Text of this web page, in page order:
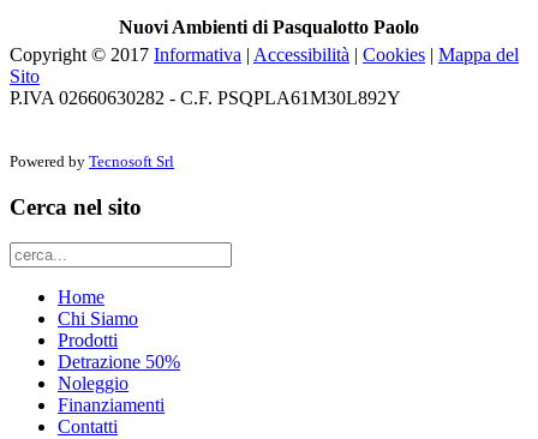
Nuovi Ambienti di Pasqualotto Paolo
Copyright © 2017 Informativa | Accessibilità | Cookies | Mappa del
Sito
P.IVA 02660630282 - C.F. PSQPLA61M30L892Y
Powered by Tecnosoft Srl
Cerca nel sito
Home
Chi Siamo
Prodotti
Detrazione 50%
Noleggio
Finanziamenti
Contatti